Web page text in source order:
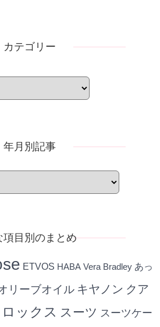
カテゴリー
年月別記事
項目別のまとめ
ETVOS HABA Vera Bradley あっ
リーブオイル キヤノン クア
ックス スーツ スーツケー